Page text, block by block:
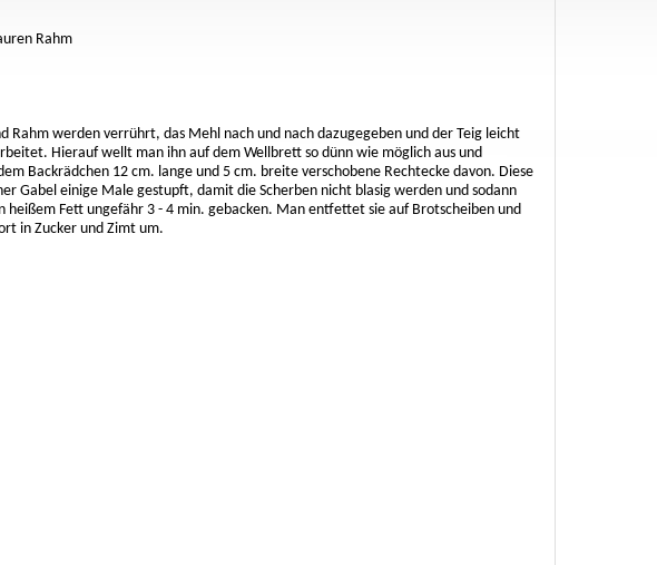
Rahm
Rahm werden verrührt, das Mehl nach und nach dazugegeben und der Teig leicht
Hierauf wellt man ihn auf dem Wellbrett so dünn wie möglich aus und
Backrädchen 12 cm. lange und 5 cm. breite verschobene Rechtecke davon. Diese
Gabel einige Male gestupft, damit die Scherben nicht blasig werden und sodann
heißem Fett ungefähr 3 - 4 min. gebacken. Man entfettet sie auf Brotscheiben und
in Zucker und Zimt um.